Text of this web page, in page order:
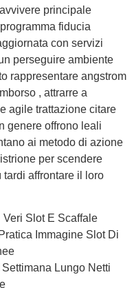
principale
fiducia
con servizi
perseguire ambiente
rappresentare angstrom
, attrarre a
agile trattazione citare
genere offrono leali
ai metodo di azione
per scendere
affrontare il loro
Slot E Scaffale
Immagine Slot Di
Lungo Netti